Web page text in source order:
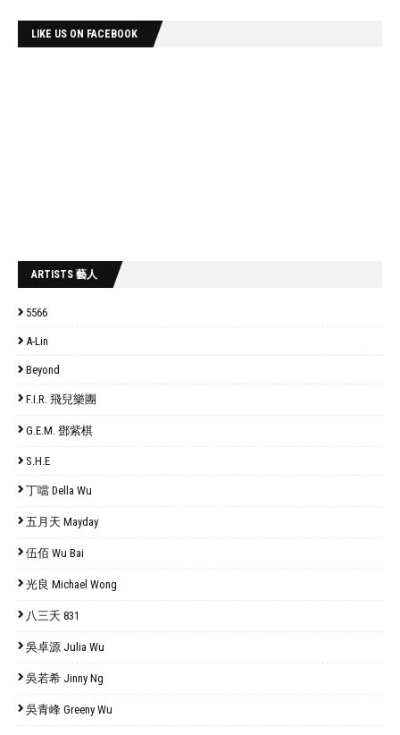
LIKE US ON FACEBOOK
ARTISTS 藝人
5566
A-Lin
Beyond
F.I.R. 飛兒樂團
G.E.M. 鄧紫棋
S.H.E
丁噹 Della Wu
五月天 Mayday
伍佰 Wu Bai
光良 Michael Wong
八三夭 831
吳卓源 Julia Wu
吳若希 Jinny Ng
吳青峰 Greeny Wu